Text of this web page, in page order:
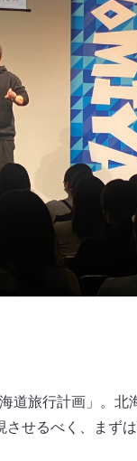
旅行計画」。北
せるべく、まず